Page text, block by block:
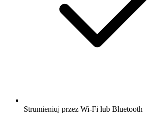
Strumieniuj przez Wi-Fi lub Bluetooth